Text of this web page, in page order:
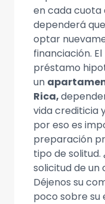
en cada cuota
dependerá
optar
financiación.
préstamo
un
Rica,
vida crediticia
por eso es
preparación
tipo de solitud.
solicitud de
Déjenos su
poco sobre